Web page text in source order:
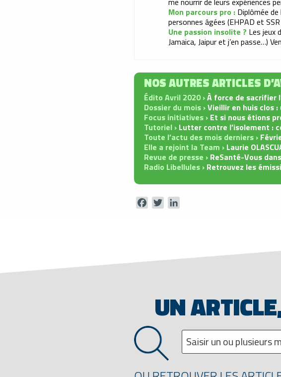
Mon parcours pro : Diplômée de
personnes âgées (EHPAD et
Une passion insolite ? Les jeux
Jamaica, Jaipur et j’en passe…)
NOS AUTRES ARTICLES
Édito Avril 2020 ›À force de sacrifier
Dossier du mois ›Vieillir en huis clos
Focus initiatives › Et si nous étions
Tutoriel › Lutter contre l’isolement :
Toute l’actu des mois derniers ›
Elle a rejoint la Team › Laurie
Revue de presse › ReSanté-Vous
Radio Libellules › Retrouvez les
FacebookTwitter
UN